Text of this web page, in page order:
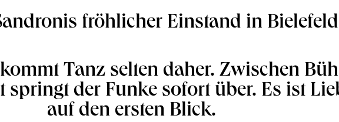
fröhlicher Einstand in Bielefeld
Tanz selten daher. Zwischen
springt der Funke sofort über. Es ist
auf den ersten Blick.